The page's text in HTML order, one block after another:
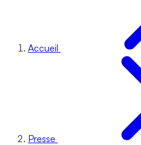
Accueil
Presse